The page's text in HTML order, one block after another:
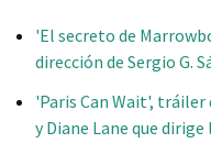
'El secreto de
dirección de Sergio G.
'Paris Can Wait', tráiler
y Diane Lane que